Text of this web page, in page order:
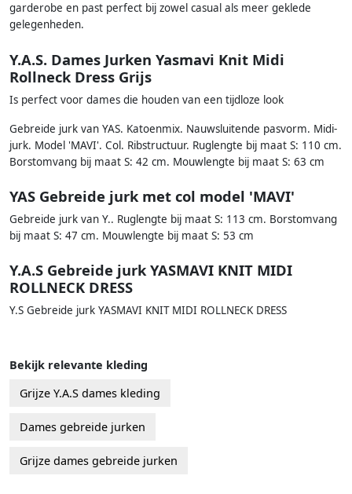
garderobe en past perfect bij zowel casual als meer geklede
gelegenheden.
Y.A.S. Dames Jurken Yasmavi Knit Midi
Rollneck Dress Grijs
Is perfect voor dames die houden van een tijdloze look
Gebreide jurk van YAS. Katoenmix. Nauwsluitende pasvorm. Midi-
jurk. Model 'MAVI'. Col. Ribstructuur. Ruglengte bij maat S: 110 cm.
Borstomvang bij maat S: 42 cm. Mouwlengte bij maat S: 63 cm
YAS Gebreide jurk met col model 'MAVI'
Gebreide jurk van Y.. Ruglengte bij maat S: 113 cm. Borstomvang
bij maat S: 47 cm. Mouwlengte bij maat S: 53 cm
Y.A.S Gebreide jurk YASMAVI KNIT MIDI
ROLLNECK DRESS
Y.S Gebreide jurk YASMAVI KNIT MIDI ROLLNECK DRESS
Bekijk relevante kleding
Grijze Y.A.S dames kleding
Dames gebreide jurken
Grijze dames gebreide jurken